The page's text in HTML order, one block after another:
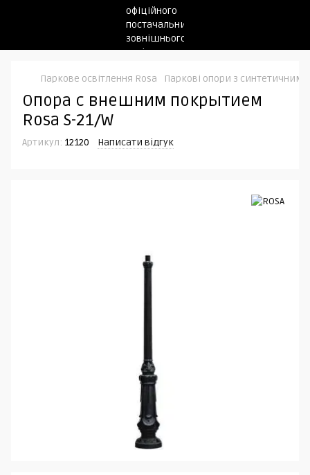
Паркове освітлення Rosa Паркові опори з синтетичним
Опора с внешним покрытием
Rosa S-21/W
Артикул: 12120 Написати відгук